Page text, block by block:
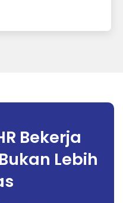
Bekerja
Lebih